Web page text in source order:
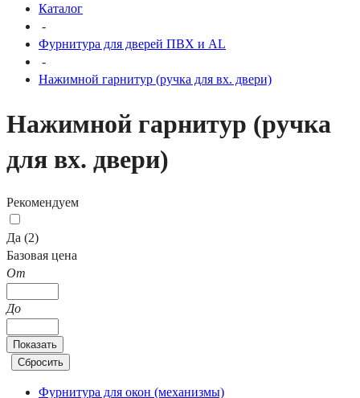
Каталог
-
Фурнитура для дверей ПВХ и AL
-
Нажимной гарнитур (ручка для вх. двери)
Нажимной гарнитур (ручка
для вх. двери)
Рекомендуем
Да (2)
Базовая цена
От
До
Фурнитура для окон (механизмы)